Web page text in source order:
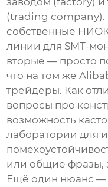
(trading
собственные
линии для SMT-
вторые — просто
что на том же
трейдеры. Как
вопросы про
возможность
лаборатории для
или общие фразы,
Ещё один нюанс —